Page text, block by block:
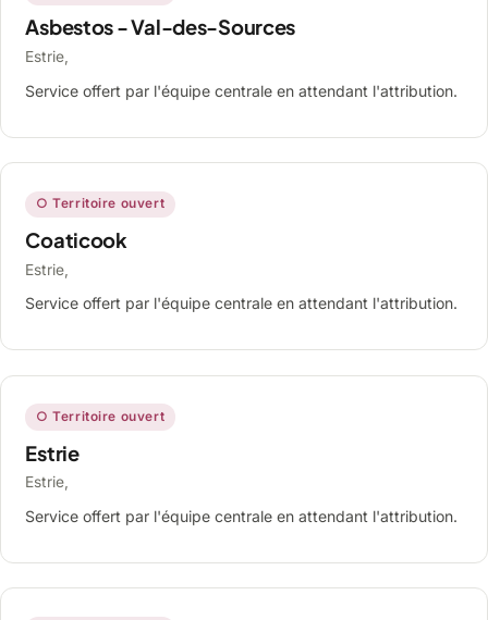
Asbestos - Val-des-Sources
Estrie,
Service offert par l'équipe centrale en attendant l'attribution.
○ Territoire ouvert
Coaticook
Estrie,
Service offert par l'équipe centrale en attendant l'attribution.
○ Territoire ouvert
Estrie
Estrie,
Service offert par l'équipe centrale en attendant l'attribution.